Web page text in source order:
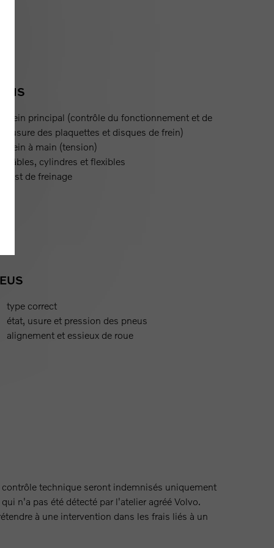
frein principal (contrôle du fonctionnement et de
l’usure des plaquettes et disques de frein)
frein à main (tension)
câbles, cylindres et flexibles
test de freinage
type correct
état, usure et pression des pneus
alignement et essieux de roue
technique seront indemnisés uniquement
n'a pas été détecté par l'atelier agréé Volvo.
à une intervention dans les frais liés à un